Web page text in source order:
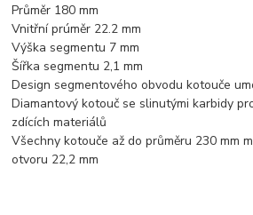
Průměr 180 mm
Vnitřní prúměr 22.2 mm
Výška segmentu 7 mm
Šířka segmentu 2,1 mm
Design segmentového obvodu kotouče
Diamantový kotouč se slinutými karbidy
zdících materiálů
Všechny kotouče až do průměru 230 mm
otvoru 22,2 mm